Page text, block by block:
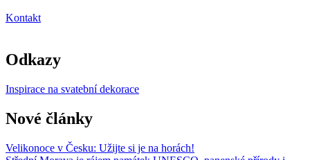
Kontakt
Odkazy
Inspirace na svatební dekorace
Nové články
Velikonoce v Česku: Užijte si je na horách!